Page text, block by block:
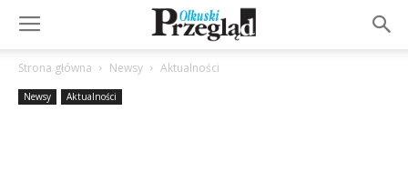
Strona główna Newsy Aktualności
Newsy Aktualności